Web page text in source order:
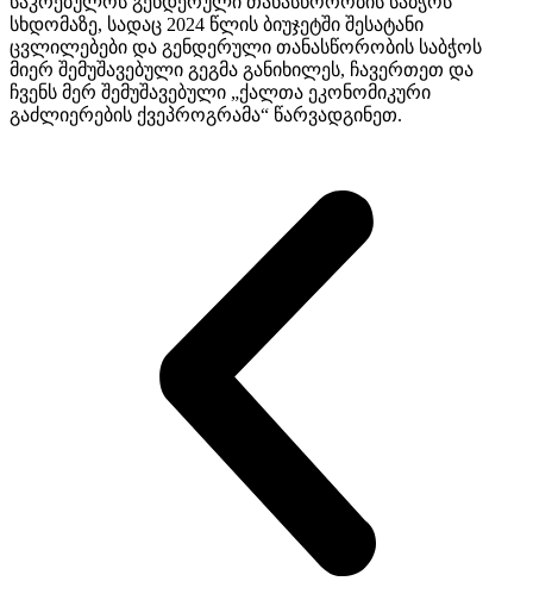
სხდომაზე, სადაც 2024 წლის ბიუჯეტში შესატანი
ცვლილებები და გენდერული თანასწორობის საბჭოს
მიერ შემუშავებული გეგმა განიხილეს, ჩავერთეთ და
ჩვენს მერ შემუშავებული „ქალთა ეკონომიკური
გაძლიერების ქვეპროგრამა“ წარვადგინეთ.